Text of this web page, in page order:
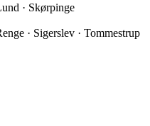
· Skørpinge
· Sigerslev · Tommestrup